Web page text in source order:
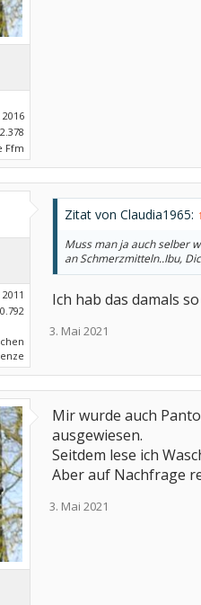
Ffm
Zitat von Claudia1965: ↑
Muss man ja auch selber
an Schmerzmitteln..Ibu,
Ich hab das damals
3. Mai 2021
Mir wurde auch
ausgewiesen.
Seitdem lese ich
Aber auf Nachfrage
3. Mai 2021